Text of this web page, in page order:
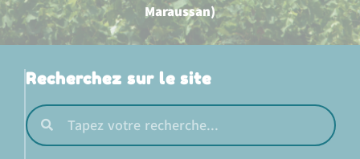
Maraussan)
Recherchez sur le site